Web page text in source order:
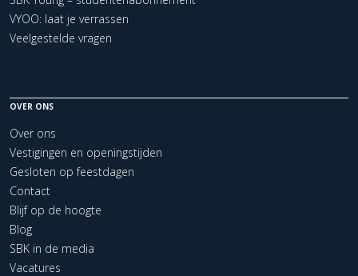
VYOO: laat je verrassen
Veelgestelde vragen
OVER ONS
Over ons
Vestigingen en openingstijden
Gesloten op feestdagen
Contact
Blijf op de hoogte
Blog
SBK in de media
Vacatures